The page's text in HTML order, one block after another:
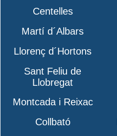
Centelles
Martí d´Albars
Llorenç d´Hortons
Sant Feliu de
Llobregat
Montcada i Reixac
Collbató